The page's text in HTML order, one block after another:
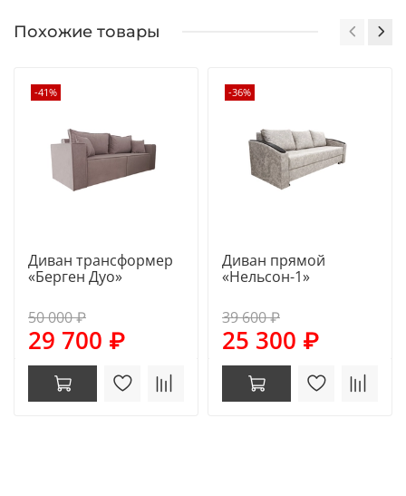
Похожие товары
-41%
Диван трансформер
«Берген Дуо»
50 000 ₽
29 700 ₽
-36%
Диван прямой
«Нельсон-1»
39 600 ₽
25 300 ₽